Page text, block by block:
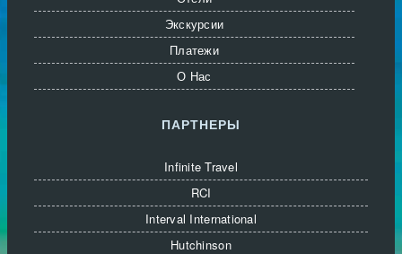
Экскурсии
Платежи
О Нас
ПАРТНЕРЫ
Infinite Travel
RCI
Interval International
Hutchinson